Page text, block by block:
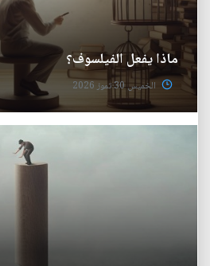
ماذا يفعل الفيلسوف؟
الخميس 30 تموز 2026